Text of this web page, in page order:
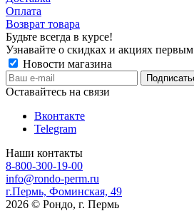
Оплата
Возврат товара
Будьте всегда в курсе!
Узнавайте о скидках и акциях первым
Новости магазина
Оставайтесь на связи
Вконтакте
Telegram
Наши контакты
8-800-300-19-00
info@rondo-perm.ru
г.Пермь, Фоминская, 49
2026 © Рондо, г. Пермь